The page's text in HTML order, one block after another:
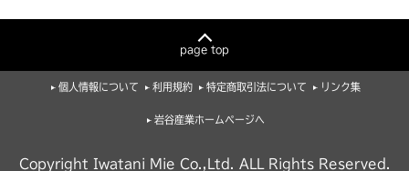
page top
個人情報について 利用規約 特定商取引法について リンク集
岩谷産業ホームページへ
Copyright Iwatani Mie Co.,Ltd. ALL Rights Reserved.